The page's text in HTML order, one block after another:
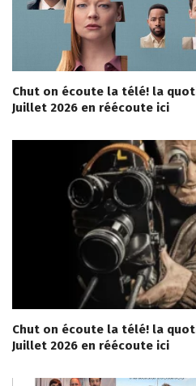
Chut on écoute la télé! la
Juillet 2026 en réécoute ici
Chut on écoute la télé! la
Juillet 2026 en réécoute ici